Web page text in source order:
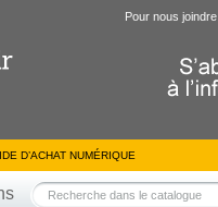
Pour nous joindre
D’ACHAT NUMÉRIQUE